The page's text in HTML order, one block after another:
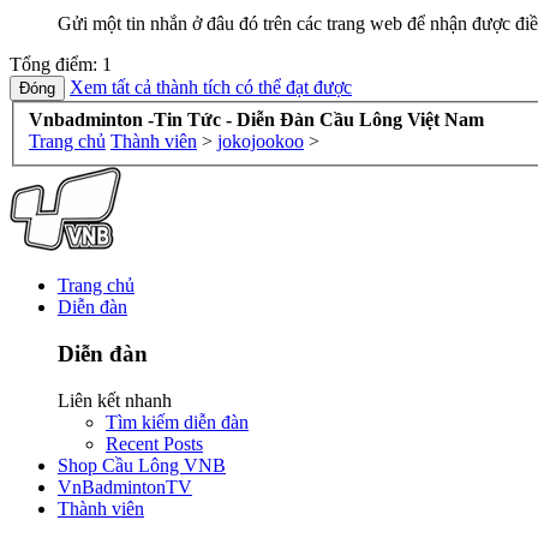
Gửi một tin nhắn ở đâu đó trên các trang web để nhận được
Tổng điểm: 1
Xem tất cả thành tích có thể đạt được
Vnbadminton -Tin Tức - Diễn Đàn Cầu Lông Việt Nam
Trang chủ Thành viên > jokojookoo >
Trang chủ
Diễn đàn
Diễn đàn
Liên kết nhanh
Tìm kiếm diễn đàn
Recent Posts
Shop Cầu Lông VNB
VnBadmintonTV
Thành viên